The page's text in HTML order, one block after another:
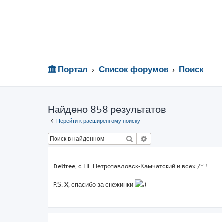
Портал Список форумов Поиск
Найдено 858 результатов
Перейти к расширенному поиску
Поиск
Deltree , с НГ Петропавловск-Камчатский и всех /* !
P.S. X , спасибо за снежинки